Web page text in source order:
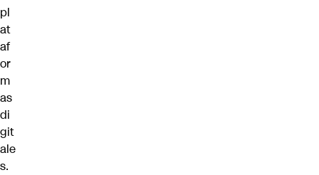
pl
at
af
or
m
as
di
git
ale
s.